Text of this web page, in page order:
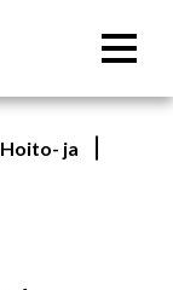
Hoito- ja